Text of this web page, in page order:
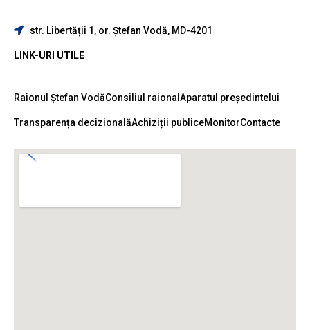
str. Libertății 1, or. Ștefan Vodă, MD-4201
LINK-URI UTILE
Raionul Ștefan VodăConsiliul raional Aparatul președintelui
Transparența decizionalăAchiziții publiceMonitorContacte